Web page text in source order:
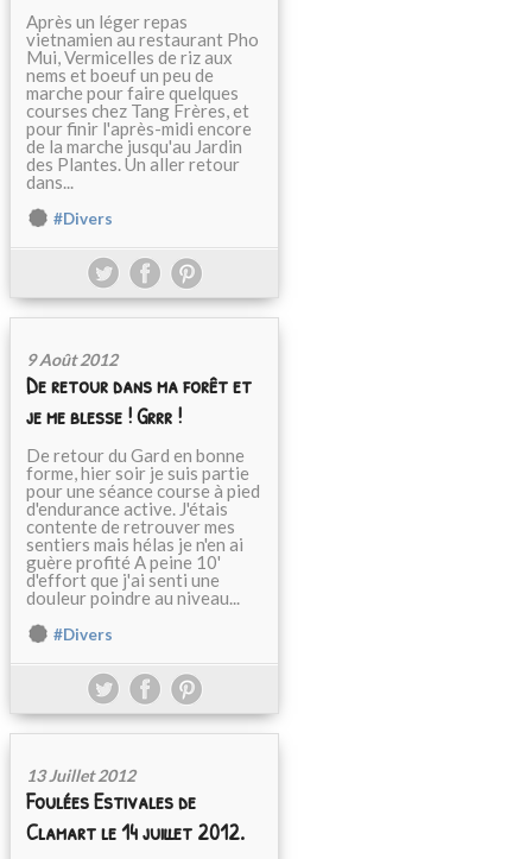
Après un léger repas
vietnamien au restaurant Pho
Mui, Vermicelles de riz aux
nems et boeuf un peu de
marche pour faire quelques
courses chez Tang Frères, et
pour finir l'après-midi encore
de la marche jusqu'au Jardin
des Plantes. Un aller retour
dans...
#Divers
9 Août 2012
De retour dans ma forêt et
je me blesse ! Grrr !
De retour du Gard en bonne
forme, hier soir je suis partie
pour une séance course à pied
d'endurance active. J'étais
contente de retrouver mes
sentiers mais hélas je n'en ai
guère profité A peine 10'
d'effort que j'ai senti une
douleur poindre au niveau...
#Divers
13 Juillet 2012
Foulées Estivales de
Clamart le 14 juillet 2012.